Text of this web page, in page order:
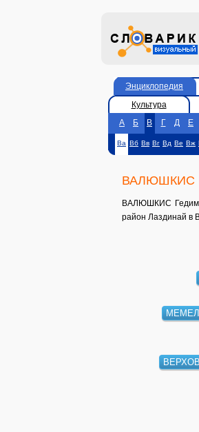
Энциклопедия
Культура
А
Б В Г Д Е
Ва Вб Вв Вг Вд Ве Вж
ВАЛЮШКИС
ВАЛЮШКИС
район Лаздинай в